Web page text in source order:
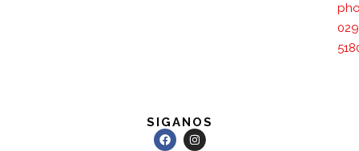
SIGANOS